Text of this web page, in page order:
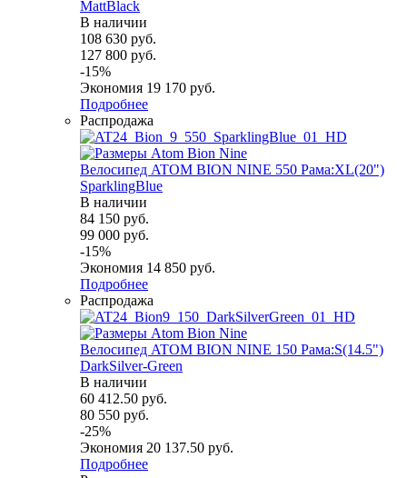
MattBlack
В наличии
108 630 руб.
127 800 руб.
-15%
Экономия 19 170 руб.
Подробнее
Распродажа
Велосипед ATOM BION NINE 550 Рама:XL(20")
SparklingBlue
В наличии
84 150 руб.
99 000 руб.
-15%
Экономия 14 850 руб.
Подробнее
Распродажа
Велосипед ATOM BION NINE 150 Рама:S(14.5")
DarkSilver-Green
В наличии
60 412.50 руб.
80 550 руб.
-25%
Экономия 20 137.50 руб.
Подробнее